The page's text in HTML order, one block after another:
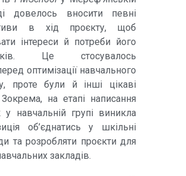
довелось вносити певні
в хід проєкту, щоб
інтереси й потреби його
Це стосувалось
оптимізації навчального
проте були й інші цікаві
на етапі написання
у навчальній групі виникла
об’єднатись у шкільні
та розробляти проєкти для
закладів.